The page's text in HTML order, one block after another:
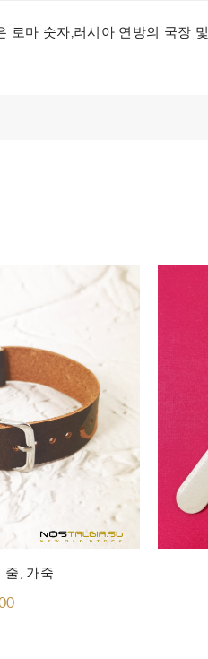
마 숫자,러시아 연방의 국장
줄, 가죽